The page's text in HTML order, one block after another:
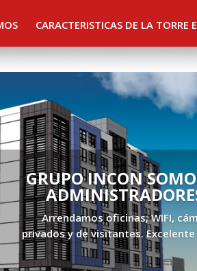
CARACTERISTICAS DE LA TORRE
GRUPO INCON
Arrendamos oficinas; WIFI,
privados y de visitantes.